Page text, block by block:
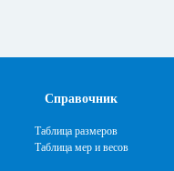
Справочник
Таблица размеров
Таблица мер и весов